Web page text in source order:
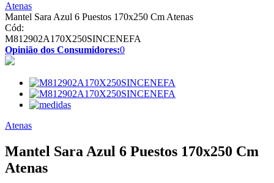
Atenas
Mantel Sara Azul 6 Puestos 170x250 Cm Atenas
Cód:
M812902A170X250SINCENEFA
Opinião dos Consumidores:0
Atenas
Mantel Sara Azul 6 Puestos 170x250 Cm
Atenas